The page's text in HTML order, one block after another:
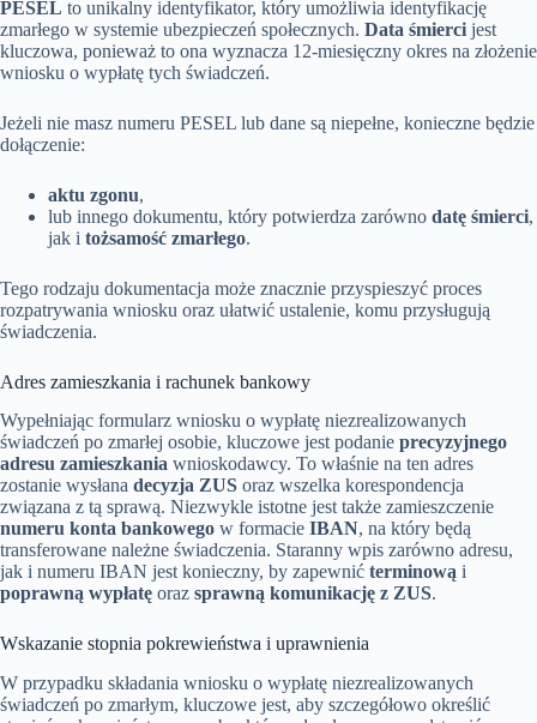
PESEL to unikalny identyfikator, który umożliwia identyfikację
zmarłego w systemie ubezpieczeń społecznych. Data śmierci jest
kluczowa, ponieważ to ona wyznacza 12-miesięczny okres na złożenie
wniosku o wypłatę tych świadczeń.
Jeżeli nie masz numeru PESEL lub dane są niepełne, konieczne będzie
dołączenie:
aktu zgonu,
lub innego dokumentu, który potwierdza zarówno datę śmierci,
jak i tożsamość zmarłego.
Tego rodzaju dokumentacja może znacznie przyspieszyć proces
rozpatrywania wniosku oraz ułatwić ustalenie, komu przysługują
świadczenia.
Adres zamieszkania i rachunek bankowy
Wypełniając formularz wniosku o wypłatę niezrealizowanych
świadczeń po zmarłej osobie, kluczowe jest podanie precyzyjnego
adresu zamieszkania wnioskodawcy. To właśnie na ten adres
zostanie wysłana decyzja ZUS oraz wszelka korespondencja
związana z tą sprawą. Niezwykle istotne jest także zamieszczenie
numeru konta bankowego w formacie IBAN, na który będą
transferowane należne świadczenia. Staranny wpis zarówno adresu,
jak i numeru IBAN jest konieczny, by zapewnić terminową i
poprawną wypłatę oraz sprawną komunikację z ZUS.
Wskazanie stopnia pokrewieństwa i uprawnienia
W przypadku składania wniosku o wypłatę niezrealizowanych
świadczeń po zmarłym, kluczowe jest, aby szczegółowo określić